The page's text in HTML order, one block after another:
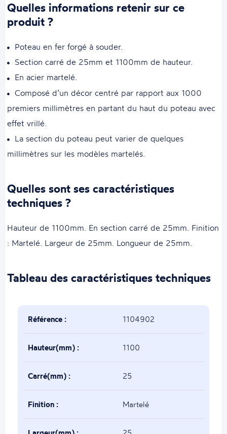
Quelles informations retenir sur ce
produit ?
Poteau en fer forgé à souder.
Section carré de 25mm et 1100mm de hauteur.
En acier martelé.
Composé d’un décor centré par rapport aux 1000
premiers millimètres en partant du haut du poteau avec
effet vrillé.
La section du poteau peut varier de quelques
millimètres sur les modèles martelés.
Quelles sont ses caractéristiques
techniques ?
Hauteur de 1100mm. En section carré de 25mm. Finition
: Martelé. Largeur de 25mm. Longueur de 25mm.
Tableau des caractéristiques techniques
Référence : 1104902
Hauteur(mm) : 1100
Carré(mm) : 25
Finition : Martelé